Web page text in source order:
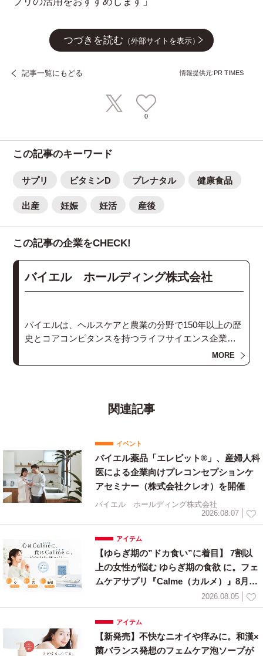
つづきを読む （外部サイトを表示）
記事一覧にもどる 情報提供元:PR TIMES
0
この記事のキーワード
サプリ ビタミンD プレナタル 健康食品
出産 妊娠 妊活 産後
この記事の企業をCHECK!
バイエル ホールディング株式会社
バイエルは、ヘルスケアと農業の分野で150年以上の歴
史とコアコンピタンスを持つライフサイエンス企業で
MORE
関連記事
イベント
バイエル薬品「エレビット®」、産婦人科
医による企業向けプレコンセプションケ
アセミナー（株式会社クレオ）を開催
バイエル ホールディング株式会社
2026.08.07
アイテム
【ゆらぎ期の”ドカ食い”に着目】 7割以
上の女性が悩む ゆらぎ期の食欲 に。フェ
ムケアサプリ『Calme（カルメ）』8月3
2026.08.05
アイテム
【新発売】不快なニオイや痒みに。和漢×
菌バランス発想のフェムケア泡ソープが